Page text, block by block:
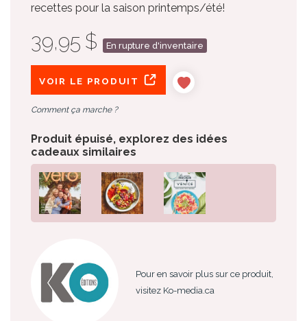
recettes pour la saison printemps/été!
39,95 $ En rupture d'inventaire
VOIR LE PRODUIT
Comment ça marche ?
Produit épuisé, explorez des idées
cadeaux similaires
Pour en savoir plus sur ce produit,
visitez Ko-media.ca